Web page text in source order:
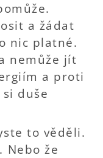
a žádat
nic platné.
nemůže jít
a proti
duše
to věděli.
Nebo že